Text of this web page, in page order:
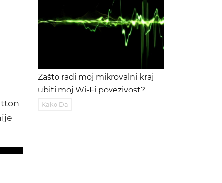
Zašto radi moj mikrovalni kraj
ubiti moj Wi-Fi povezivost?
Kako Da